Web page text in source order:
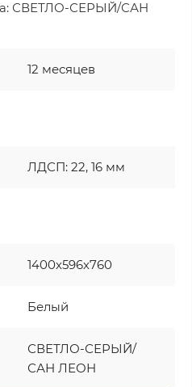
СВЕТЛО-СЕРЫЙ/САН
12 месяцев
ЛДСП: 22, 16 мм
1400х596х760
Белый
СВЕТЛО-СЕРЫЙ/
САН ЛЕОН